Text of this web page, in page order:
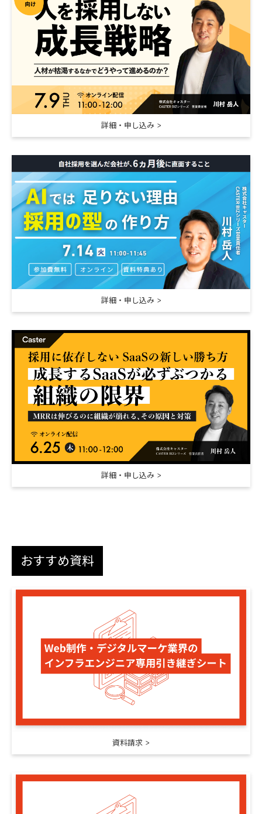
詳細・申し込み
詳細・申し込み
詳細・申し込み
おすすめ資料
資料請求